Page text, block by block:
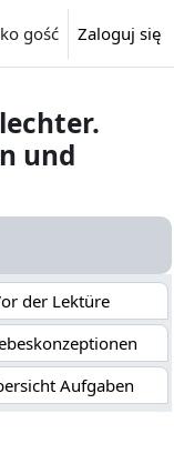
gość Zaloguj się
und
der Lektüre
Aufgaben